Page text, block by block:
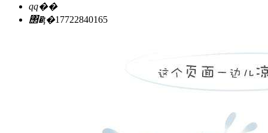
qq��
΢�ţ�17722840165